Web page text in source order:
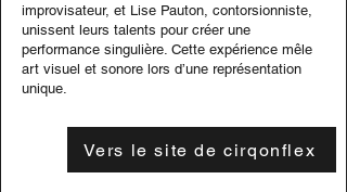
improvisateur, et Lise Pauton, contorsionniste,
unissent leurs talents pour créer une
performance singulière. Cette expérience mêle
art visuel et sonore lors d’une représentation
unique.
Vers le site de cirqonflex